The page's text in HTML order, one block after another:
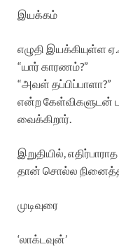
இயக்கம்
எழுதி இயக்கியுள்ள
“யார் காரணம்?”
“அவள் தப்பிப்பாளா?”
என்ற கேள்விகளுடன்
வைக்கிறார்.
இறுதியில்,
தான் சொல்ல நினைத்த
முடிவுரை
‘லாக்டவுன்’